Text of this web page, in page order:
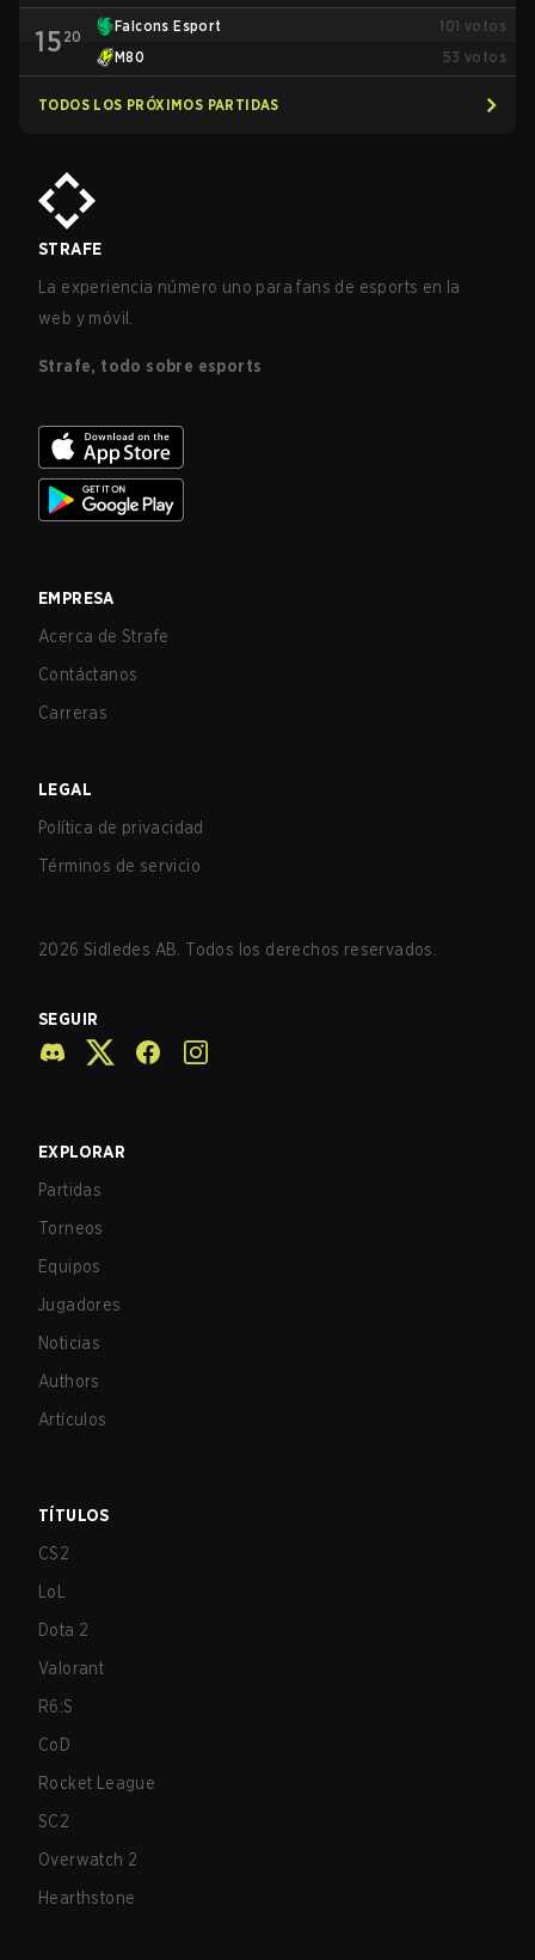
15 20
Falcons Esport 101 votos
M80
53 votos
TODOS LOS PRÓXIMOS PARTIDAS
STRAFE
La experiencia número uno para fans de esports en la
web y móvil.
Strafe, todo sobre esports
EMPRESA
Acerca de Strafe
Contáctanos
Carreras
LEGAL
Política de privacidad
Términos de servicio
2026 Sidledes AB. Todos los derechos reservados.
SEGUIR
EXPLORAR
Partidas
Torneos
Equipos
Jugadores
Noticias
Authors
Artículos
TÍTULOS
CS2
LoL
Dota 2
Valorant
R6:S
CoD
Rocket League
SC2
Overwatch 2
Hearthstone